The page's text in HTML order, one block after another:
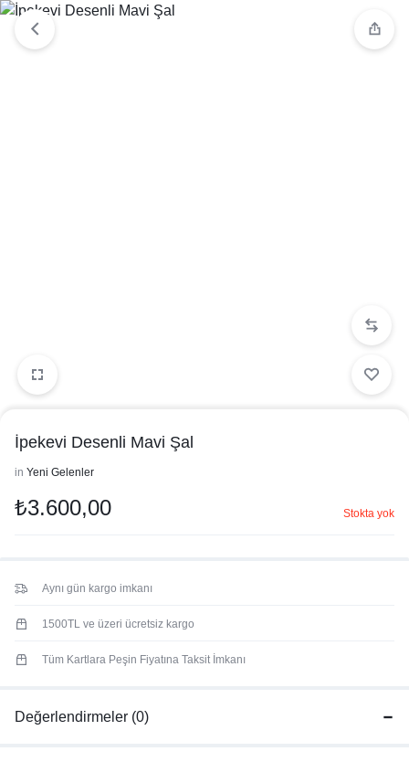
İpekevi Desenli Mavi Şal
in Yeni Gelenler
₺3.600,00 Stokta yok
Aynı gün kargo imkanı
1500TL ve üzeri ücretsiz kargo
Tüm Kartlara Peşin Fiyatına Taksit İmkanı
Değerlendirmeler (0)